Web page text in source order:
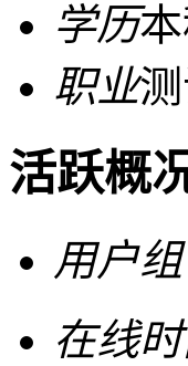
学历
职业
活跃概
用户组
在线